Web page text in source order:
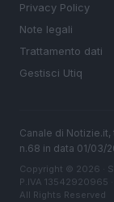
Privacy Policy
Note legali
Trattamento dati
Gestisci Utiq
Canale di
n.68 in data 01/03/
Copyright © 2026 ·
P.IVA 13542920965
All Rights Reserved